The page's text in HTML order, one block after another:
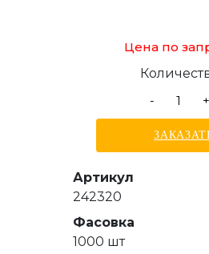
Цена по
-
+
Артикул
242320
Фасовка
1000 шт